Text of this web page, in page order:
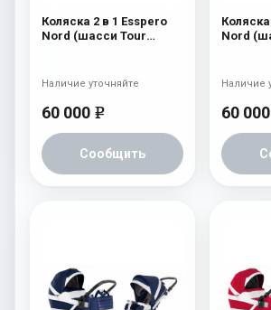
Коляска 2 в 1 Esspero
Nord (шасси Tour
60 000 e
Сообщить
Наличие уточняйте
Nord
60 000
Наличие